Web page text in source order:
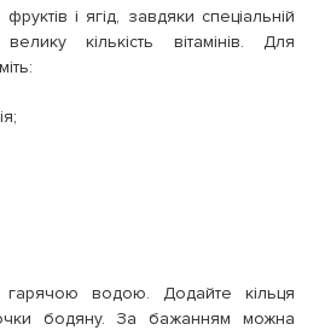
і ягід, завдяки спеціальній
кількість вітамінів. Для
гарячою водою. Додайте кільця
бодяну. За бажанням можна